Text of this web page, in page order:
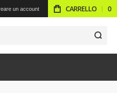
un account CARRELLO 0